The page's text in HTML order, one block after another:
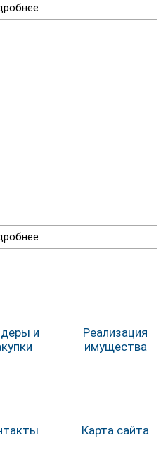
и
Реализация
имущества
Карта сайта